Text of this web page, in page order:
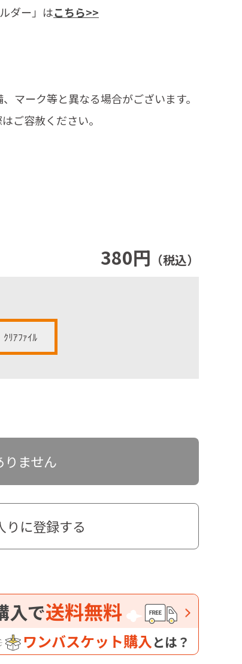
380円 （税込）
ｸﾘｱﾌｧｲﾙ
ません
りに登録する
ダー」はこちら>>
マーク等と異なる場合がございます。
ご容赦ください。
入で送料無料
ワンバスケット購入とは？